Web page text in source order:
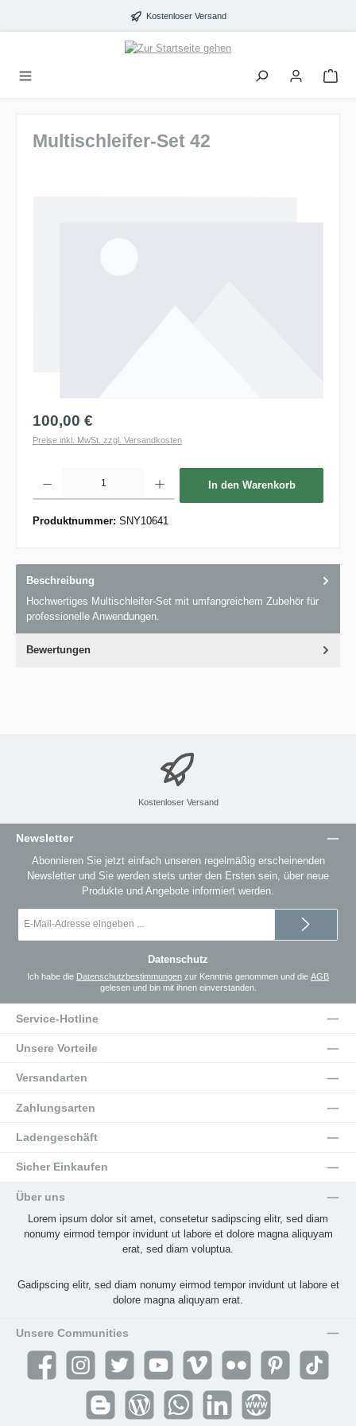
Kostenloser Versand
Multischleifer-Set 42
100,00 €
Preise inkl. MwSt. zzgl. Versandkosten
In den Warenkorb
Produktnummer: SNY10641
Beschreibung
Hochwertiges Multischleifer-Set mit umfangreichem Zubehör für
professionelle Anwendungen.
Bewertungen
Kostenloser Versand
Newsletter
Abonnieren Sie jetzt einfach unseren regelmäßig erscheinenden
Newsletter und Sie werden stets unter den Ersten sein, über neue
Produkte und Angebote informiert werden.
Mail-
Datenschutz
Ich habe die Datenschutzbestimmungen zur Kenntnis genommen und die AGB
gelesen und bin mit ihnen einverstanden.
Service-Hotline
Unsere Vorteile
Versandarten
Zahlungsarten
Ladengeschäft
Sicher Einkaufen
Über uns
Lorem ipsum dolor sit amet, consetetur sadipscing elitr, sed diam
nonumy eirmod tempor invidunt ut labore et dolore magna aliquyam
erat, sed diam voluptua.
Gadipscing elitr, sed diam nonumy eirmod tempor invidunt ut labore et
dolore magna aliquyam erat.
Unsere Communities
Facebook Instagram Twitter YouTube Vimeo Flickr Pinterest TikTok
Blogger Blog WhatsApp Website